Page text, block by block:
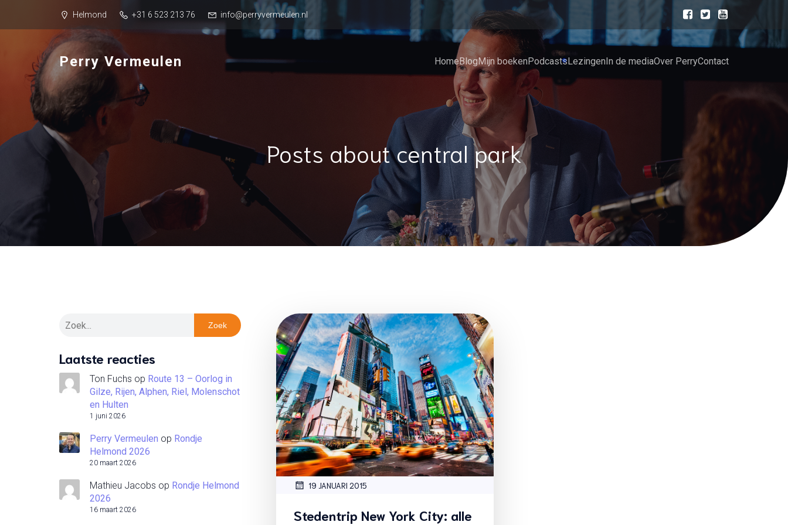
Helmond +31 6 523 213 76 info@perryvermeulen.nl
Perry Vermeulen HomeBlogMijn boekenPodcastsLezingenIn de mediaOver PerryContact
Posts about central park
Zoek
Laatste reacties
Ton Fuchs op Route 13 – Oorlog in
Gilze, Rijen, Alphen, Riel, Molenschot
en Hulten
1 juni 2026
Perry Vermeulen op Rondje
Helmond 2026
20 maart 2026
Mathieu Jacobs op Rondje Helmond
2026
16 maart 2026
19 JANUARI 2015
Stedentrip New York City: alle